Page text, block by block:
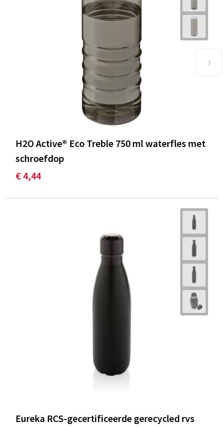
H2O Active® Eco Treble 750 ml waterfles met
schroefdop
€ 4,44
Eureka RCS-gecertificeerde gerecycled rvs